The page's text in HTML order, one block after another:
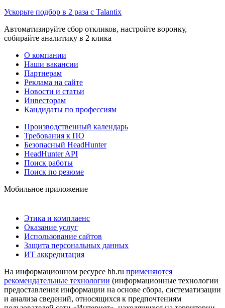
Ускорьте подбор в 2 раза с Talantix
Автоматизируйте сбор откликов, настройте воронку,
собирайте аналитику в 2 клика
О компании
Наши вакансии
Партнерам
Реклама на сайте
Новости и статьи
Инвесторам
Кандидаты по профессиям
Производственный календарь
Требования к ПО
Безопасный HeadHunter
HeadHunter API
Поиск работы
Поиск по резюме
Мобильное приложение
Этика и комплаенс
Оказание услуг
Использование сайтов
Защита персональных данных
ИТ аккредитация
На информационном ресурсе hh.ru применяются
рекомендательные технологии (информационные технологии
предоставления информации на основе сбора, систематизации
и анализа сведений, относящихся к предпочтениям